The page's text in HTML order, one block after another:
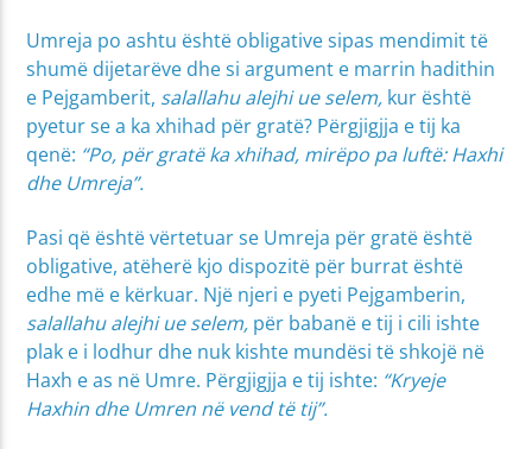
Umreja po ashtu është obligative sipas mendimit të
shumë dijetarëve dhe si argument e marrin hadithin
e Pejgamberit, salallahu alejhi ue selem, kur është
pyetur se a ka xhihad për gratë? Përgjigjja e tij ka
qenë: “Po, për gratë ka xhihad, mirëpo pa luftë: Haxhi
dhe Umreja”.
Pasi që është vërtetuar se Umreja për gratë është
obligative, atëherë kjo dispozitë për burrat është
edhe më e kërkuar. Një njeri e pyeti Pejgamberin,
salallahu alejhi ue selem, për babanë e tij i cili ishte
plak e i lodhur dhe nuk kishte mundësi të shkojë në
Haxh e as në Umre. Përgjigjja e tij ishte: “Kryeje
Haxhin dhe Umren në vend të tij”.